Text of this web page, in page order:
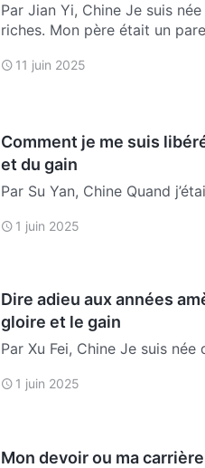
Par Jian Yi, Chine Je suis
riches. Mon père était un
11 juin 2025
Comment je me suis
et du gain
Par Su Yan, Chine Quand
de …1 juin 2025
Dire adieu aux années
gloire et le gain
Par Xu Fei, Chine Je suis
enseig…
1 juin 2025
Mon devoir ou ma carrière